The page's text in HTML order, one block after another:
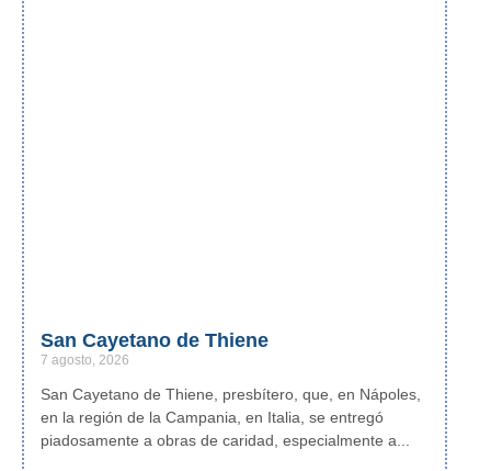
San Cayetano de Thiene
7 agosto, 2026
San Cayetano de Thiene, presbítero, que, en Nápoles,
en la región de la Campania, en Italia, se entregó
piadosamente a obras de caridad, especialmente a